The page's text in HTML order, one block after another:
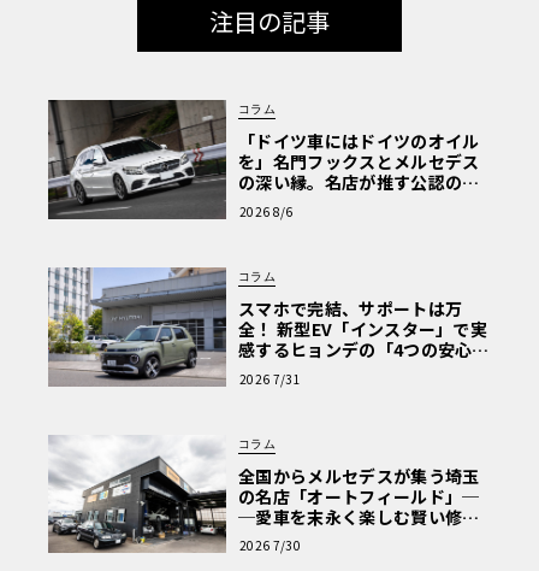
注目の記事
コラム
「ドイツ車にはドイツのオイル
を」名門フックスとメルセデス
の深い縁。名店が推す公認の安
心と、Cクラスで味わうシルキー
な走り〈PR〉
2026 8/6
コラム
スマホで完結、サポートは万
全！ 新型EV「インスター」で実
感するヒョンデの「4つの安心」
【第1回・ヒョンデ6つの疑問：
Why? Hyundai?】〈PR〉
2026 7/31
コラム
全国からメルセデスが集う埼玉
の名店「オートフィールド」─
─愛車を末永く楽しむ賢い修理
術と、プロがフックス製オイル
を選ぶ理由〈PR〉
2026 7/30